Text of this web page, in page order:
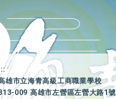
雄市立海青高級工商職業學校
009 高雄市左營區左營大路1號